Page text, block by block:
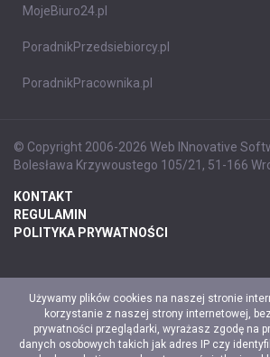
MojeBiuro24.pl
PoradnikPrzedsiebiorcy.pl
PoradnikPracownika.pl
© Copyright 2006-2026 Web INnovative
Bolesława Krzywoustego 105/21, 51-166
KONTAKT
REGULAMIN
POLITYKA PRYWATNOŚCI
Używamy plików cookies na naszej stronie
korzystanie z naszej strony internetowej,
prywatności przeglądarki, wyrażasz zgodę na
danych osobowych takich jak adres IP czy